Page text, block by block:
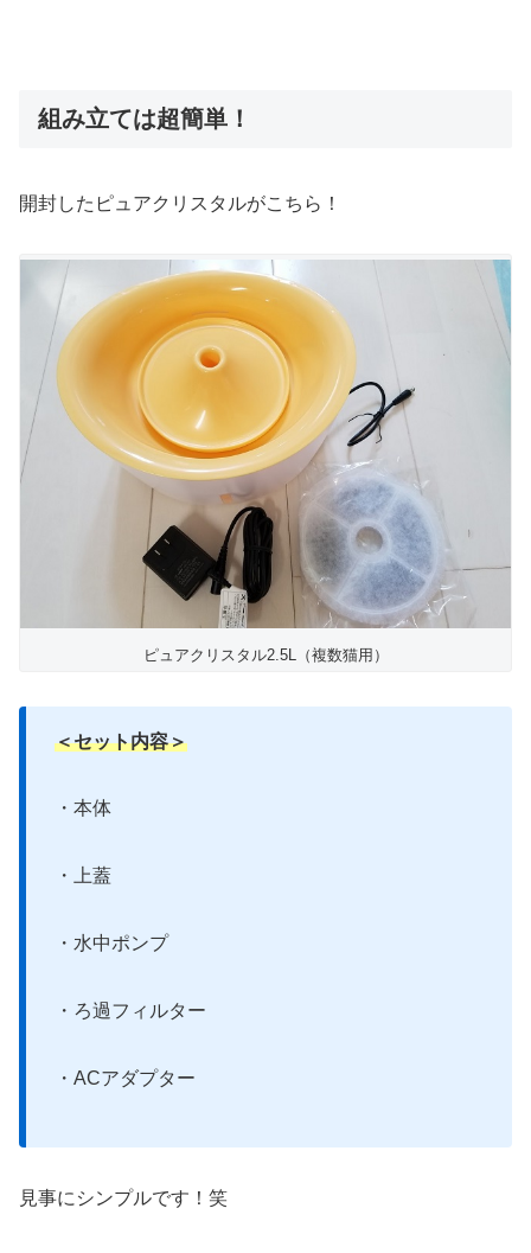
組み立ては超簡単！
開封したピュアクリスタルがこちら！
ピュアクリスタル2.5L（複数猫用）
＜セット内容＞
・本体
・上蓋
・水中ポンプ
・ろ過フィルター
・ACアダプター
見事にシンプルです！笑